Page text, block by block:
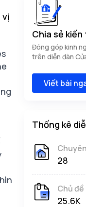
vị
Chia sẻ
Đóng góp kinh
trên diễn đàn
Viết bài
Thống kê
28
Chủ đề
25.6K